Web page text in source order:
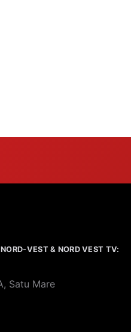
VEST & NORD VEST TV:
Satu Mare